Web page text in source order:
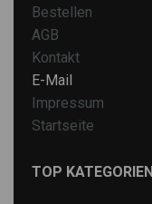
Bestellen
AGB
Kontakt
E-Mail
Impressum
Startseite
TOP KATEGORIEN